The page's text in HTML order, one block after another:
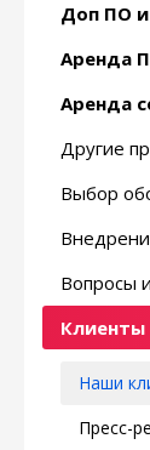
Доп ПО
Аренда
Аренда
Другие
Выбор
Вопросы
Клиенты
Наши
Пресс-